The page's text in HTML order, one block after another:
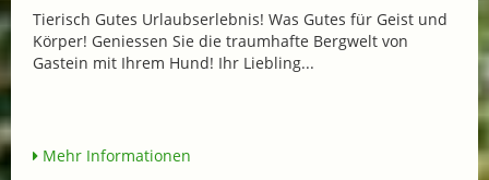
Tierisch Gutes Urlaubserlebnis! Was Gutes für Geist und
Körper! Geniessen Sie die traumhafte Bergwelt von
Gastein mit Ihrem Hund! Ihr Liebling...
Mehr Informationen